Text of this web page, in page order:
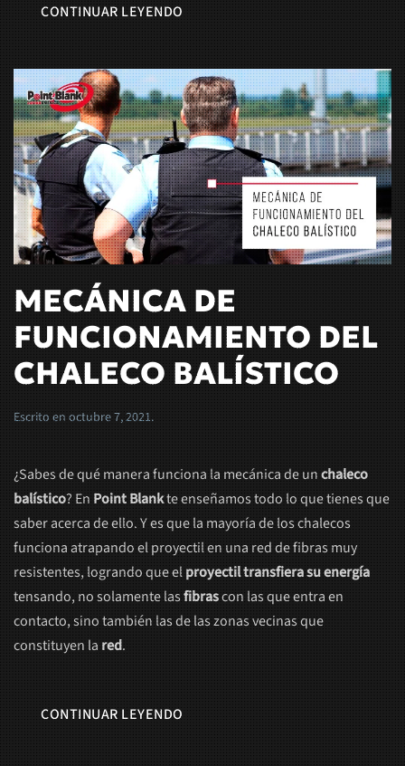
CONTINUAR LEYENDO
MECÁNICA DE
FUNCIONAMIENTO DEL
CHALECO BALÍSTICO
Escrito en octubre 7, 2021.
¿Sabes de qué manera funciona la mecánica de unchaleco
balístico? En Point Blankte enseñamos todo lo que tienes que
saber acerca de ello. Y es que la mayoría de los chalecos
funciona atrapando el proyectil en una red de fibras muy
resistentes, logrando que elproyectil transfiera su energía
tensando, no solamente lasfibrascon las que entra en
contacto, sino también las de las zonas vecinas que
constituyen la red.
CONTINUAR LEYENDO